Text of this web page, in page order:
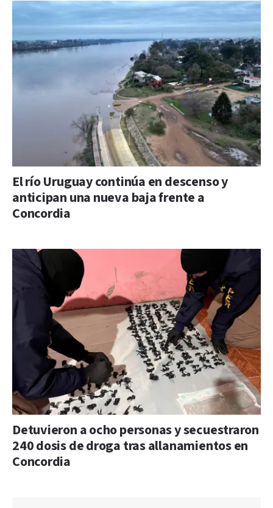
El río Uruguay continúa en descenso y
anticipan una nueva baja frente a
Concordia
Detuvieron a ocho personas y secuestraron
240 dosis de droga tras allanamientos en
Concordia